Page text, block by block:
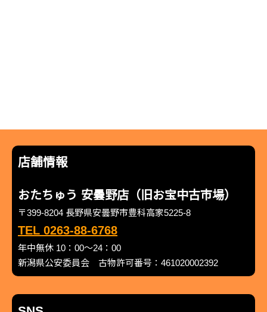
店舗情報
おたちゅう 安曇野店（旧お宝中古市場）
〒399-8204 長野県安曇野市豊科高家5225-8
TEL 0263-88-6768
年中無休 10：00～24：00
新潟県公安委員会 古物許可番号：461020002392